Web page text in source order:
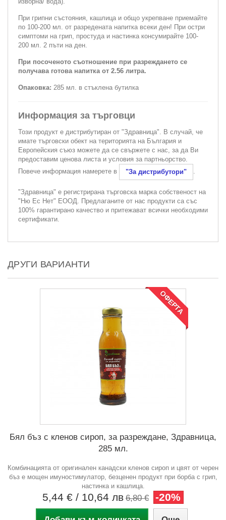
При грипни състояния, кашлица и общо укрепване приемайте
по 100-200 мл. от разредената напитка всеки ден! При остри
симптоми на грип, простуда и настинка консумирайте 100-
200 мл. 2 пъти на ден.
При посоченото съотношение при разреждането се
получава готова напитка от 2.56 литра.
Опаковка: 285 мл. в стъклена бутилка
Информация за търговци
Този продукт е дистрибутиран от "Здравница". В случай, че
имате търговски обект на територията на България и
Европейския съюз можете да се свържете с нас, за да Ви
предоставим ценова листа и условия за партньорство.
Повече информация намерете в
"За дистрибутори" .
"Здравница" е регистрирана търговска марка собственост на
"Ню Ес Нет" ЕООД. Предлаганите от нас продукти са със
100% гарантирано качество и притежават всички необходими
сертификати.
ДРУГИ ВАРИАНТИ
ОФЕРТА
Бял бъз с кленов сироп, за разреждане, Здравница,
285 мл.
Комбинацията от оригинален канадски кленов сироп и цвят от черен
бъз е мощен имуностимулатор, безценен продукт при борба с грип,
настинка и кашлица.
5,44 € / 10,64 лв 6,80 € -20%